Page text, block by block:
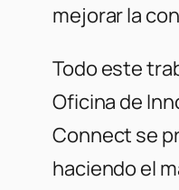
mejorar la
Todo este
Oficina de
Connect se
haciendo el